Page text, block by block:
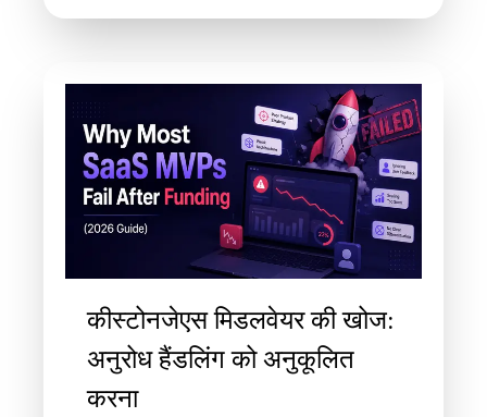
कीस्टोनजेएस मिडलवेयर की खोज:
अनुरोध हैंडलिंग को अनुकूलित
करना